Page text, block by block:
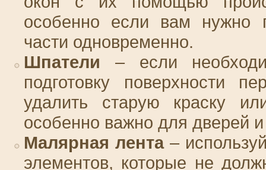
особенно если вам нужно
части одновременно.
Шпатели – если
подготовку поверхности
удалить старую краску
особенно важно для дверей
Малярная лента–
элементов, которые не